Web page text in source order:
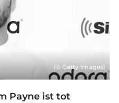
(© Getty Images)
Payne ist tot